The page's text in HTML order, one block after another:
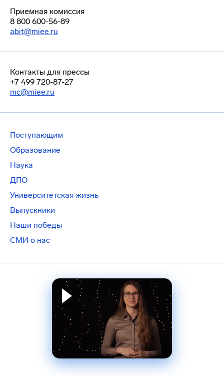
Приемная комиссия
8 800 600-56-89
abit@miee.ru
Контакты для прессы
+7 499 720-87-27
mc@miee.ru
Поступающим
Образование
Наука
ДПО
Университетская жизнь
Выпускники
Наши победы
СМИ о нас